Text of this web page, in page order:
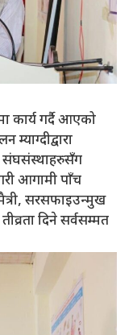
कार्य गर्दै आएको
संघसंस्थाहरुसँग
आगामी पाँच
सरसफाइउन्मुख
दिने सर्वसम्मत